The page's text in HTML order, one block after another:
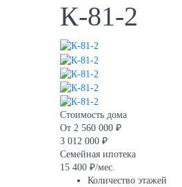
К-81-2
Стоимость дома
От 2 560 000 ₽
3 012 000 ₽
Семейная ипотека
15 400 ₽/мес.
Количество этажей